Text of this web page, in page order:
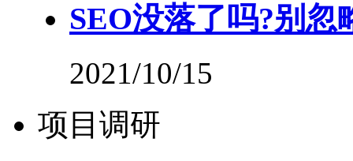
SEO没落了吗?别忽
2021/10/15
项目调研